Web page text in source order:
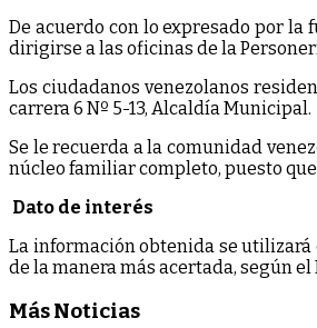
De acuerdo con lo expresado por la
dirigirse a las oficinas de la
Los ciudadanos venezolanos
carrera 6 Nº 5-13, Alcaldía Municipal.
Se le recuerda a la comunidad
núcleo familiar completo, puesto
Dato de interés
La información obtenida se
de la manera más acertada, según
Más Noticias